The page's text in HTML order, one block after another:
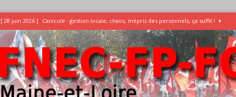
[ 28 juin 2026 ] Canicule : gestion locale, chaos, mépris des personnels, ça suffit !
INTEMPÉRIES
[ 25 juin 2026 ] Enquête Températures et condition de travail dans les écoles AESH
[ 17 juillet 2026 ] Rassemblement pour la Libération du Dr Abu Safyia – pour la Palestine
18 juillet à Angers INTERPROFESSIONNEL